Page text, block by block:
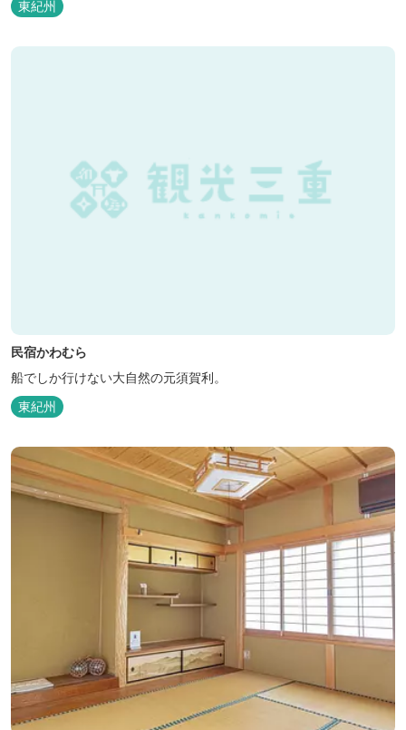
ん。森林浴を楽しんだり、一日中遊び、ゆったりできます。 紀北町
の海の幸をふんだんに使った海鮮・焼肉バーベキュー。家族で，グ
東紀州
民宿かわむら
船でしか行けない大自然の元須賀利。
東紀州